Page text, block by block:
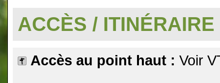
ACCÈS / ITINÉRAIRE
Accès au point haut : Voir